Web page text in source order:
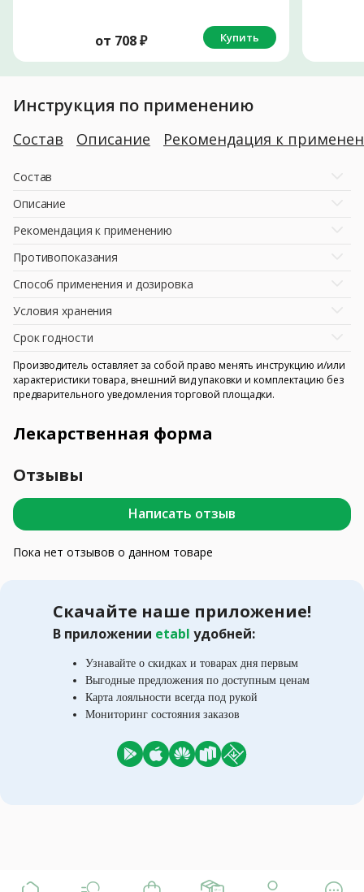
от 708₽ Купить
Инструкция по применению
Состав Описание Рекомендация к
Состав
Описание
Рекомендация к применению
Противопоказания
Способ применения и дозировка
Условия хранения
Срок годности
Производитель оставляет за собой право менять инструкцию и/или
характеристики товара, внешний вид упаковки и комплектацию без
предварительного уведомления торговой площадки.
Лекарственная форма
Отзывы
Написать отзыв
Пока нет отзывов о данном товаре
Скачайте наше приложение!
В приложении etabl удобней:
Узнавайте о скидках и товарах дня первым
Выгодные предложения по доступным ценам
Карта лояльности всегда под рукой
Мониторинг состояния заказов